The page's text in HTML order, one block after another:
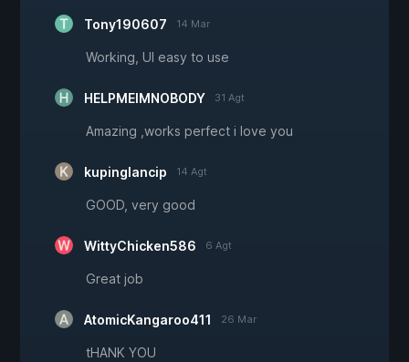
Tony190607 14 Mar
Working, UI easy to use
HELPMEIMNOBODY 31 Agt
Amazing ,works perfect i love you
kupinglancip 14 Agt
GOOD, very good
WittyChicken586 6 Agt
Great job
AtomicKangaroo411 26 Mar
tHANK YOU